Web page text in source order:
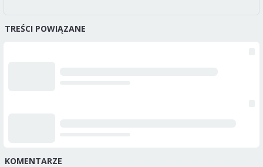
TREŚCI POWIĄZANE
KOMENTARZE